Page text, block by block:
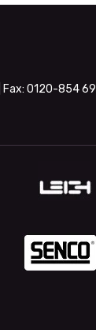
| Fax: 0120-854 69